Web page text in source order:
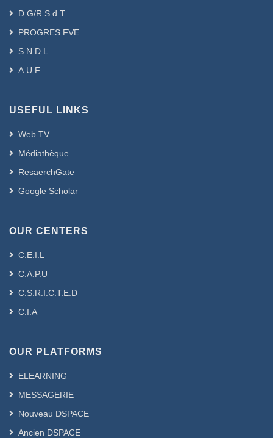
D.G/R.S.d.T
PROGRES FVE
S.N.D.L
A.U.F
USEFUL LINKS
Web TV
Médiathèque
ResaerchGate
Google Scholar
OUR CENTERS
C.E.I.L
C.A.P.U
C.S.R.I.C.T.E.D
C.I.A
OUR PLATFORMS
ELEARNING
MESSAGERIE
Nouveau DSPACE
Ancien DSPACE